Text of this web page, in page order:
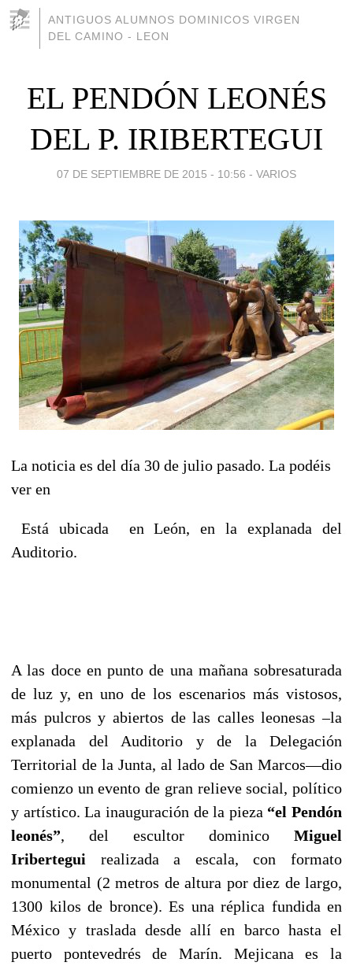
ANTIGUOS ALUMNOS DOMINICOS VIRGEN
DEL CAMINO - LEON
EL PENDÓN LEONÉS
DEL P. IRIBERTEGUI
07 DE SEPTIEMBRE DE 2015 - 10:56 - VARIOS
La noticia es del día 30 de julio pasado. La podéis
ver en
Está ubicada en León, en la explanada del
Auditorio.
A las doce en punto de una mañana sobresaturada
de luz y, en uno de los escenarios más vistosos,
más pulcros y abiertos de las calles leonesas –la
explanada del Auditorio y de la Delegación
Territorial de la Junta, al lado de San Marcos—dio
comienzo un evento de gran relieve social, político
y artístico. La inauguración de la pieza “el Pendón
leonés”, del escultor dominico Miguel
Iribertegui realizada a escala, con formato
monumental (2 metros de altura por diez de largo,
1300 kilos de bronce). Es una réplica fundida en
México y traslada desde allí en barco hasta el
puerto pontevedrés de Marín. Mejicana es la